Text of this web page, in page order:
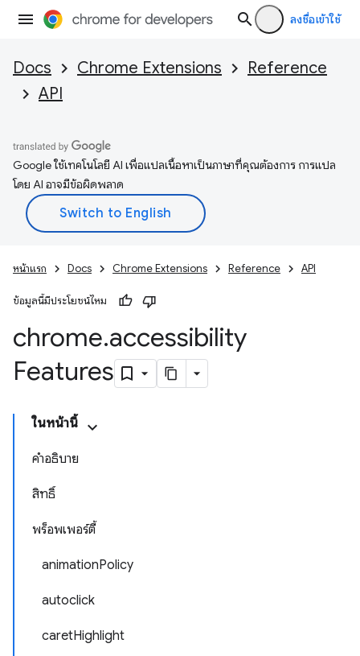
ลงชื่อเข้าใช้
Docs Chrome Extensions
Reference
API
Google ใช้เทคโนโลยี AI เพื่อแปลเนื้อหาเป็นภาษาที่คุณต้องการ การแปล
โดย AI อาจมีข้อผิดพลาด
หน้าแรก Docs Chrome Extensions Reference API
ข้อมูลนี้มีประโยชน์ไหม
chrome.accessibility
Features
ในหน้านี้
คำอธิบาย
สิทธิ์
พร็อพเพอร์ตี้
animationPolicy
autoclick
caretHighlight